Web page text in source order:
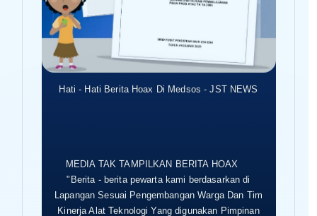
Hati - Hati Berita Hoax Di Medsos - JST NEWS
MEDIA TAK TAMPILKAN BERITA HOAX
"Berita - berita pewarta kami berdasarkan di
Lapangan Sesuai Pengembangan Warga Dan Tim
Kinerja Alat Teknologi Yang digunakan Pimpinan